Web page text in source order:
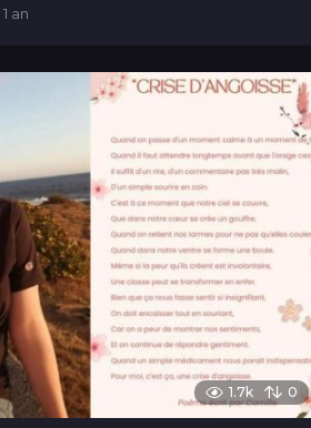
1 an
1.7k 0